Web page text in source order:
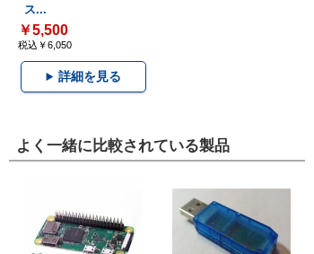
ス...
￥5,500
税込￥6,050
詳細を見る
よく一緒に比較されている製品